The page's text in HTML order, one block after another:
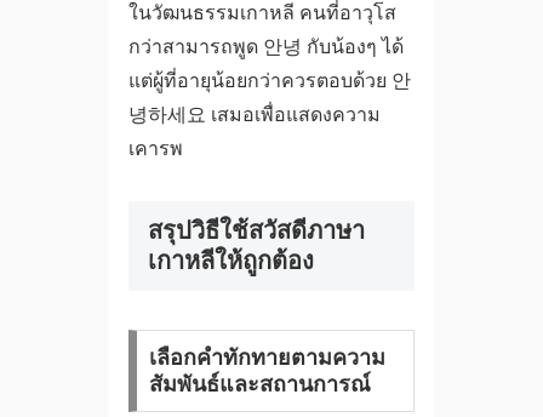
ในวัฒนธรรมเกาหลี คนที่อาวุโส
กว่าสามารถพูด 안녕 กับน้องๆ ได้
แต่ผู้ที่อายุน้อยกว่าควรตอบด้วย 안
녕하세요 เสมอเพื่อแสดงความ
เคารพ
สรุปวิธีใช้สวัสดีภาษา
เกาหลีให้ถูกต้อง
เลือกคำทักทายตามความ
สัมพันธ์และสถานการณ์